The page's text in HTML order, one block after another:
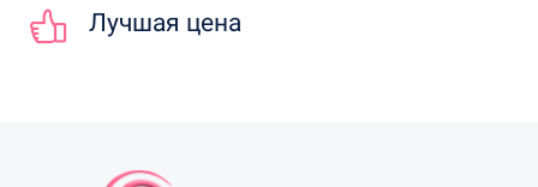
Лучшая цена